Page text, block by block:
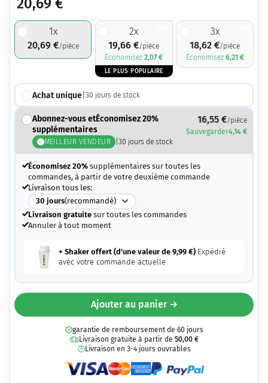
20,69 €
1x
20,69 €/pièce
2x
19,66€/pièce
Économisez2,07€
LE PLUS POPULAIRE
3x
18,62€/pièce
Économisez 6,21 €
Achat unique| 30 jours de stock
Abonnez-vous etÉconomisez 20%
supplémentaires
MEILLEUR VENDEUR |30 jours de stock
16,55 €/pièce
Sauvegarder4,14 €
Économisez 20%supplémentaires sur toutes les
commandes, à partir de votre deuxième commande
Livraison tous les:
30 jours(recommandé)
Livraison gratuitesur toutes les commandes
Annuler à tout moment
+ Shaker offert (d'une valeur de 9,99 €) Expédié
avec votre commande actuelle
Ajouter au panier →
garantie de remboursement de 60 jours
Livraison gratuite à partir de 50,00 €
Livraison en 3-4 jours ouvrables